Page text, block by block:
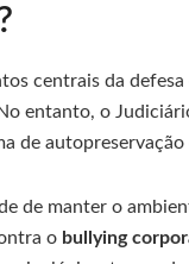
centrais da
entanto, o
de
de manter o
o bullying